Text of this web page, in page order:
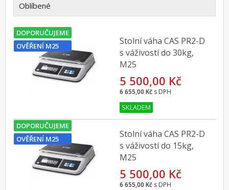
Oblíbené
DOPORUČUJEME
OVĚŘENÍ M25
Stolní váha CAS PR2-D
s váživostí do 30kg,
M25
5 500,00 Kč
6 655,00 Kč s DPH
SKLADEM
DOPORUČUJEME
OVĚŘENÍ M25
Stolní váha CAS PR2-D
s váživostí do 15kg,
M25
5 500,00 Kč
6 655,00 Kč s DPH